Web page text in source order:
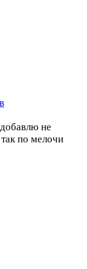
не
по мелочи